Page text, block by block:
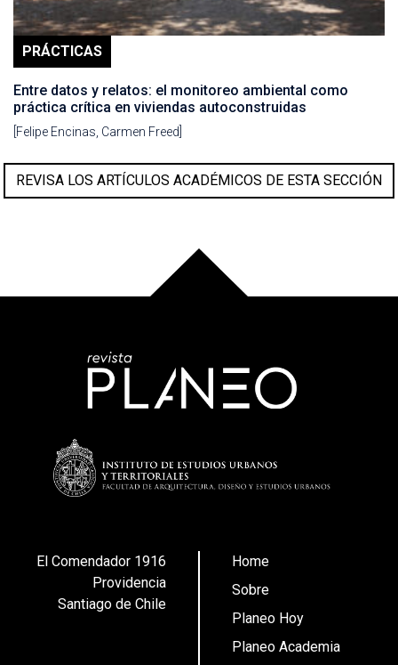
PRÁCTICAS
Entre datos y relatos: el monitoreo ambiental como
práctica crítica en viviendas autoconstruidas
[Felipe Encinas, Carmen Freed]
REVISA LOS ARTÍCULOS ACADÉMICOS DE ESTA SECCIÓN
El Comendador 1916
Providencia
Santiago de Chile
Home
Sobre
Planeo Hoy
Planeo Academia